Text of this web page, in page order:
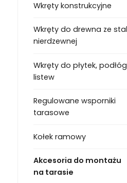
Wkręty konstrukcyjne
Wkręty do drewna ze
nierdzewnej
Wkręty do płytek,
listew
Regulowane wsporniki
tarasowe
Kołek ramowy
Akcesoria do montażu
na tarasie